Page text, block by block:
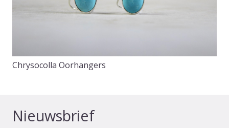
Chrysocolla Oorhangers
Nieuwsbrief